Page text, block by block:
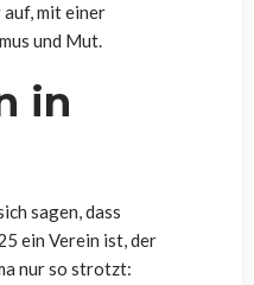
mit einer
und Mut.
in
sagen, dass
ein Verein ist, der
nur so strotzt: